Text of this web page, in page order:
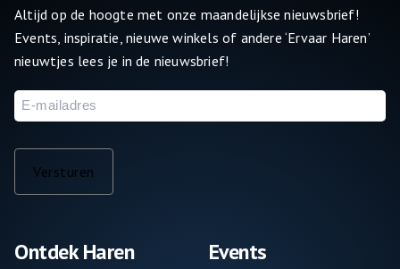
Ontdek Haren Events
Altijd op de hoogte met onze maandelijkse nieuwsbrief!
Events, inspiratie, nieuwe winkels of andere ‘Ervaar Haren’
nieuwtjes lees je in de nieuwsbrief!
E-
mailadres
Versturen